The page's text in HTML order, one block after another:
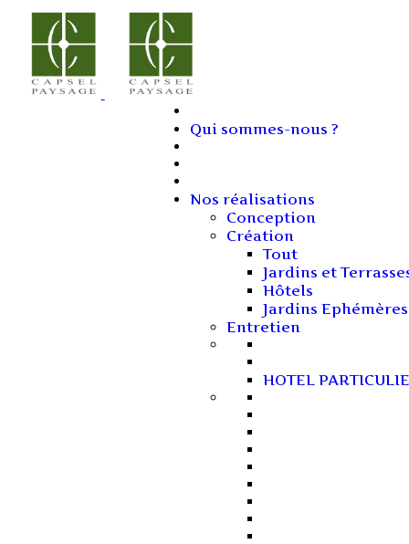
Qui sommes-nous ?
Nos réalisations
Conception
Création
Tout
Jardins et
Hôtels
Jardins Ephémères
Entretien
HOTEL